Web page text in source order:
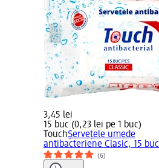
3,45 lei
15 buc (0,23 lei pe 1 buc)
TouchȘervețele umede
antibacteriene Clasic, 15 buc
(6)